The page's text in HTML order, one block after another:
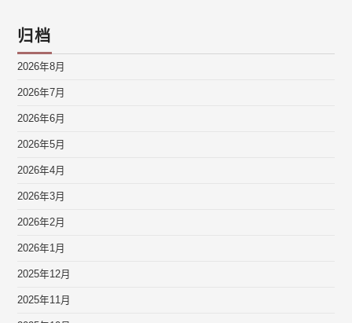
归档
2026年8月
2026年7月
2026年6月
2026年5月
2026年4月
2026年3月
2026年2月
2026年1月
2025年12月
2025年11月